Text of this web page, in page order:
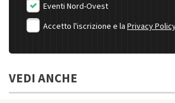
Eventi Nord-Ovest
Accetto l'iscrizione e la Privacy
VEDI ANCHE